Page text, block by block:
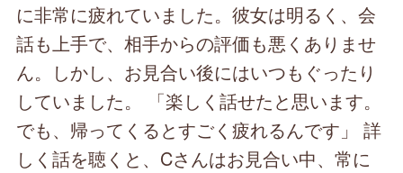
に非常に疲れていました。彼女は明るく、会
話も上手で、相手からの評価も悪くありませ
ん。しかし、お見合い後にはいつもぐったり
していました。 「楽しく話せたと思います。
でも、帰ってくるとすごく疲れるんです」 詳
しく話を聴くと、Cさんはお見合い中、常に